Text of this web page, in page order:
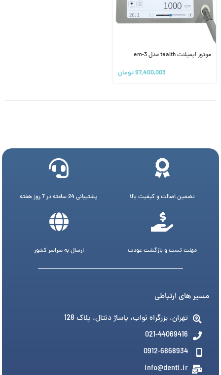
موتور ایمپلنت tealth مدل em-3
97,400,003تومان
تضمین اصالت و کیفیت بالا پشتیبانی 24 ساعته در 7 روز هفته
مهلت تست و بازگشت عودت ارسال به سراسر کشور
مسیر های ارتباطی
تهران، بزرگراه نواب، پاساژ دنتال، پلاک 128
021-44069416
0912-6868934
info@denti.ir